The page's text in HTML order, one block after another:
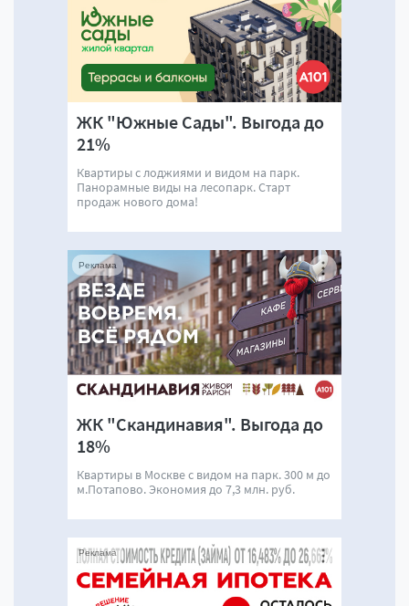
ЖК "Южные Сады". Выгода до
21%
Квартиры с лоджиями и видом на парк.
Панорамные виды на лесопарк. Старт
продаж нового дома!
ЖК "Скандинавия". Выгода до
18%
Квартиры в Москве с видом на парк. 300 м до
м.Потапово. Экономия до 7,3 млн. руб.
Реклама
Реклама